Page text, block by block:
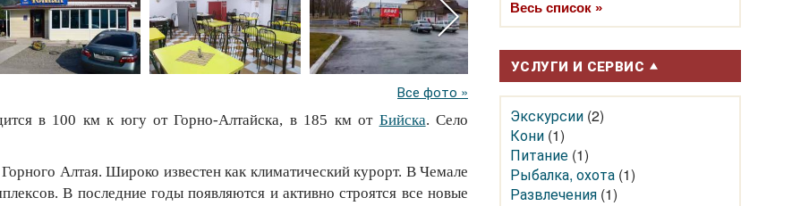
Все фото »
в 100 км к югу от Горно-Алтайска, в 185 км от Бийска. Село
Алтая. Широко известен как климатический курорт. В Чемале
В последние годы появляются и активно строятся все новые
Весь список »
УСЛУГИ И СЕРВИС
Экскурсии (2)
Кони (1)
Питание (1)
Рыбалка, охота (1)
Развлечения (1)